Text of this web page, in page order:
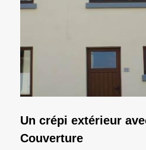
Un crépi extérieur
Couverture